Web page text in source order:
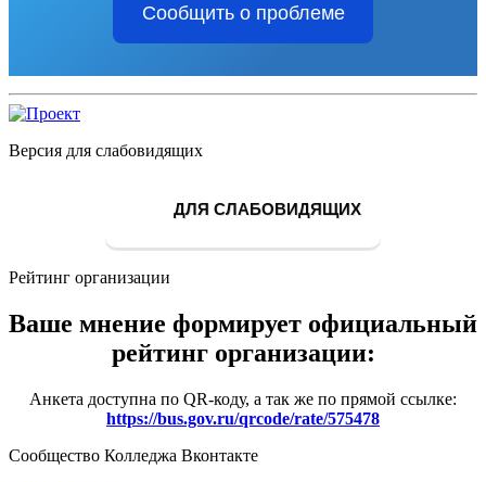
Сообщить о проблеме
Версия для слабовидящих
ДЛЯ СЛАБОВИДЯЩИХ
Рейтинг организации
Ваше мнение формирует официальный
рейтинг организации:
Анкета доступна по QR-коду, а так же по прямой ссылке:
https://bus.gov.ru/qrcode/rate/575478
Сообщество Колледжа Вконтакте